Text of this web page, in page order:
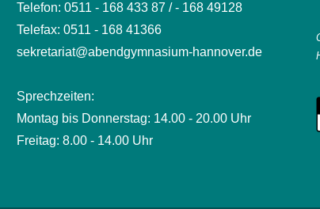
Telefon: 0511 - 168 433 87 / - 168 49128
Telefax: 0511 - 168 41366
sekretariat@abendgymnasium-hannover.de
Sprechzeiten:
Montag bis Donnerstag: 14.00 - 20.00 Uhr
Freitag: 8.00 - 14.00 Uhr